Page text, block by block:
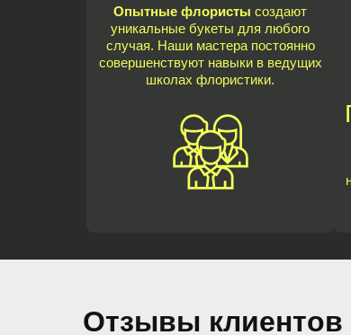
Опытные флористы создают
уникальные букеты для любого
случая. Наши мастера постоянно
совершенствуют навыки в ведущих
школах флористики.
Отзывы клиентов